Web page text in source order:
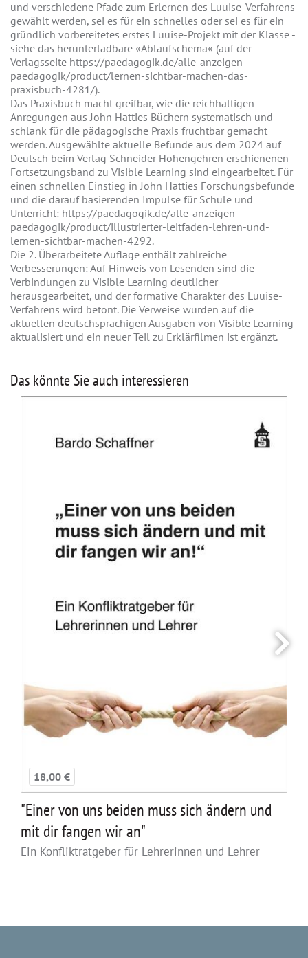
und verschiedene Pfade zum Erlernen des Luuise-Verfahrens
gewählt werden, sei es für ein schnelles oder sei es für ein
gründlich vorbereitetes erstes Luuise-Projekt mit der Klasse -
siehe das herunterladbare «Ablaufschema« (auf der
Verlagsseite https://paedagogik.de/alle-anzeigen-
paedagogik/product/lernen-sichtbar-machen-das-
praxisbuch-4281/).
Das Praxisbuch macht greifbar, wie die reichhaltigen
Anregungen aus John Hatties Büchern systematisch und
schlank für die pädagogische Praxis fruchtbar gemacht
werden. Ausgewählte aktuelle Befunde aus dem 2024 auf
Deutsch beim Verlag Schneider Hohengehren erschienenen
Fortsetzungsband zu Visible Learning sind eingearbeitet. Für
einen schnellen Einstieg in John Hatties Forschungsbefunde
und die darauf basierenden Impulse für Schule und
Unterricht: https://paedagogik.de/alle-anzeigen-
paedagogik/product/illustrierter-leitfaden-lehren-und-
lernen-sichtbar-machen-4292.
Die 2. Überarbeitete Auflage enthält zahlreiche
Verbesserungen: Auf Hinweis von Lesenden sind die
Verbindungen zu Visible Learning deutlicher
herausgearbeitet, und der formative Charakter des Luuise-
Verfahrens wird betont. Die Verweise wurden auf die
aktuellen deutschsprachigen Ausgaben von Visible Learning
aktualisiert und ein neuer Teil zu Erklärfilmen ist ergänzt.
Das könnte Sie auch interessieren
18,00 €
"Einer von uns beiden muss sich ändern und
mit dir fangen wir an"
Ein Konfliktratgeber für Lehrerinnen und Lehrer